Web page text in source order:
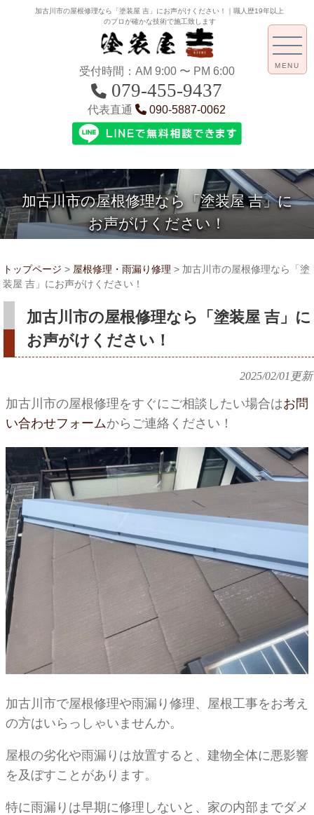
加古川市の屋根修理なら「塗装屋 吉」にお声がけください！｜職人歴19年以上
のプロが確かな技術で施工致します
受付時間：AM 9:00 〜 PM 6:00
079-455-9437
代表直通 090-5887-0062
加古川市の屋根修理なら「塗装屋 吉」に
お声がけください！
MENU
トップページ > 屋根修理・雨漏り修理 > 加古川市の屋根修理なら「塗
装屋 吉」にお声がけください！
加古川市の屋根修理なら「塗装屋 吉」に
お声がけください！
2025/02/01 更新
加古川市の屋根修理をすぐにご相談したい場合はお問
い合わせフォームからご連絡ください！
加古川市で屋根修理や雨漏り修理、屋根工事をお考え
の方はいらっしゃいませんか。
屋根の劣化や雨漏りは放置すると、建物全体に悪影響
を及ぼすことがあります。
特に雨漏りは早期に修理しないと、家の内部までダメ